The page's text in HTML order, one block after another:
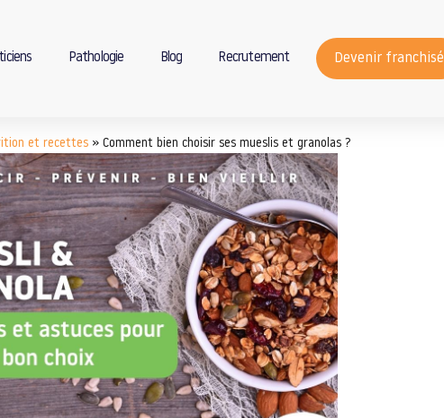
Pathologie Blog Recrutement Devenir franchisé
et recettes » Comment bien choisir ses mueslis et granolas ?